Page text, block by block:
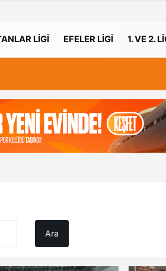
LIGI EFELER LIGI 1. VE 2.